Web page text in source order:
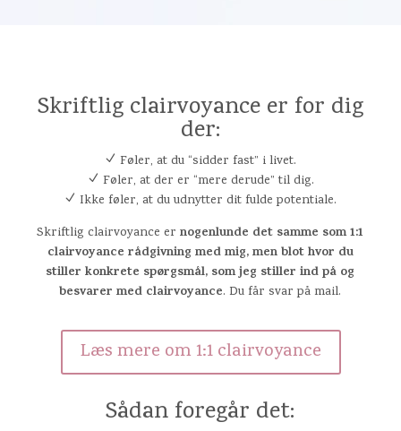
Skriftlig clairvoyance er for dig
der:
N Føler, at du “sidder fast” i livet.
N Føler, at der er “mere derude” til dig.
N Ikke føler, at du udnytter dit fulde potentiale.
Skriftlig clairvoyance ernogenlunde det samme som 1:1
clairvoyance rådgivning med mig, men blot hvor du
stiller konkrete spørgsmål, som jeg stiller ind på og
besvarer med clairvoyance. Du får svar på mail.
Læs mere om 1:1 clairvoyance
Sådan foregår det: